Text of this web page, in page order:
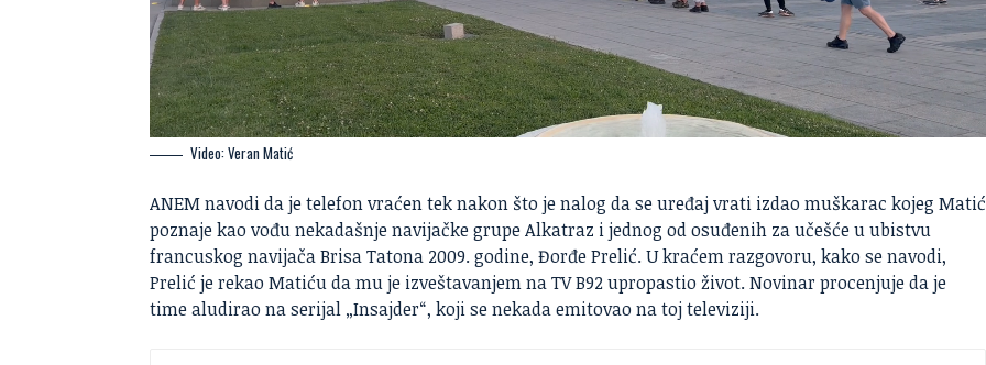
Video: Veran Matić
ANEM navodi da je telefon vraćen tek nakon što je nalog da se uređaj vrati izdao muškarac kojeg Matić
poznaje kao vođu nekadašnje navijačke grupe Alkatraz i jednog od osuđenih za učešće u ubistvu
francuskog navijača Brisa Tatona 2009. godine, Đorđe Prelić. U kraćem razgovoru, kako se navodi,
Prelić je rekao Matiću da mu je izveštavanjem na TV B92 upropastio život. Novinar procenjuje da je
time aludirao na serijal „Insajder“, koji se nekada emitovao na toj televiziji.